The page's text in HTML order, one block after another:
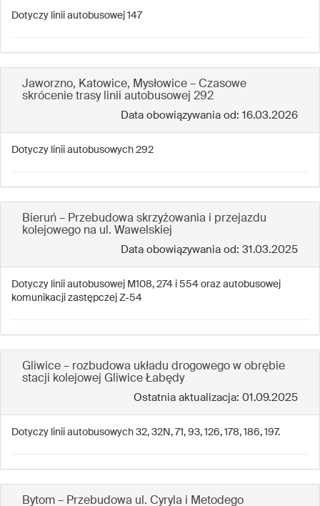
Dotyczy linii autobusowej 147
Jaworzno, Katowice, Mysłowice – Czasowe
skrócenie trasy linii autobusowej 292
Data obowiązywania od: 16.03.2026
Dotyczy linii autobusowych 292
Bieruń – Przebudowa skrzyżowania i przejazdu
kolejowego na ul. Wawelskiej
Data obowiązywania od: 31.03.2025
Dotyczy linii autobusowej M108, 274 i 554 oraz autobusowej
komunikacji zastępczej Z-54
Gliwice – rozbudowa układu drogowego w obrębie
stacji kolejowej Gliwice Łabędy
Ostatnia aktualizacja: 01.09.2025
Dotyczy linii autobusowych 32, 32N, 71, 93, 126, 178, 186, 197.
Bytom – Przebudowa ul. Cyryla i Metodego